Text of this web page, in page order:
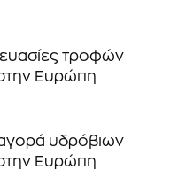
τροφών
στην Ευρώπη
υδρόβιων
στην Ευρώπη